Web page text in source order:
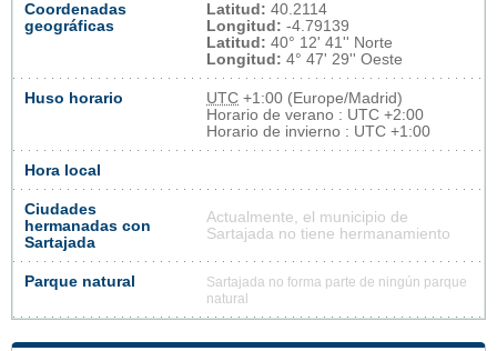
Coordenadas
geográficas
Latitud: 40.2114
Longitud: -4.79139
Latitud: 40° 12' 41'' Norte
Longitud: 4° 47' 29'' Oeste
Huso horario UTC +1:00 (Europe/Madrid)
Horario de verano : UTC +2:00
Horario de invierno : UTC +1:00
Hora local
Ciudades
hermanadas con
Sartajada
Actualmente, el municipio de
Sartajada no tiene hermanamiento
Parque natural
Sartajada no forma parte de ningún parque
natural